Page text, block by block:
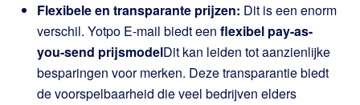
Flexibele en transparante prijzen: Dit is een enorm
verschil. Yotpo E-mail biedt een flexibel pay-as-
you-send prijsmodelDit kan leiden tot aanzienlijke
besparingen voor merken. Deze transparantie biedt
de voorspelbaarheid die veel bedrijven elders